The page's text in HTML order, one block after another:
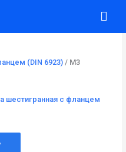
(DIN 6923)/ М3
шестигранная с фланцем